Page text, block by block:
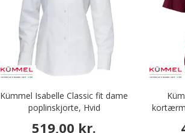
Kümmel Isabelle Classic fit dame
poplinskjorte, Hvid
519,00 kr.